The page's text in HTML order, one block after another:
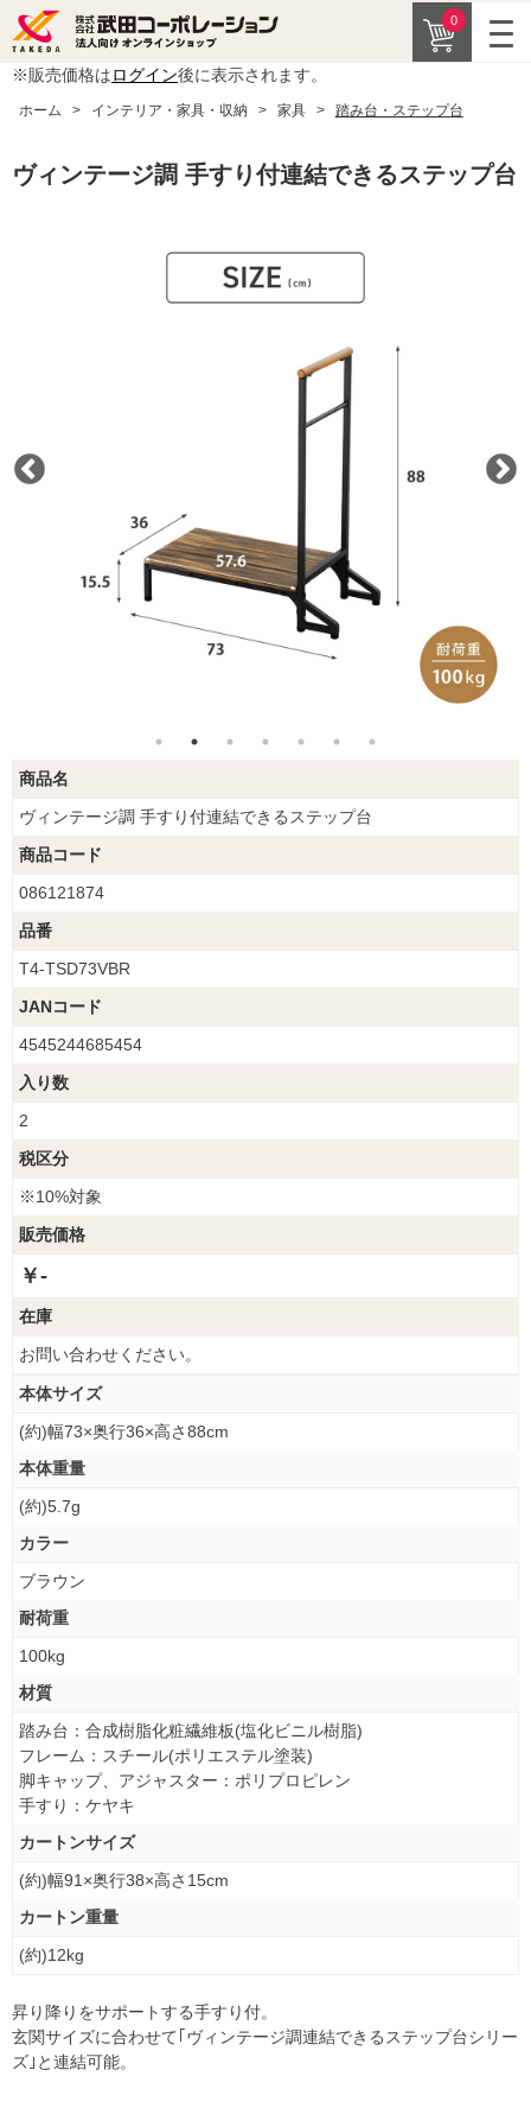
0
※販売価格はログイン後に表示されます。
ホーム > インテリア・家具・収納 > 家具 > 踏み台・ステップ台
ヴィンテージ調 手すり付連結できるステップ台
商品名
ヴィンテージ調 手すり付連結できるステップ台
商品コード
086121874
品番
T4-TSD73VBR
JANコード
4545244685454
入り数
2
税区分
※10%対象
販売価格
￥-
在庫
お問い合わせください。
本体サイズ
(約)幅73×奥行36×高さ88cm
本体重量
(約)5.7g
カラー
ブラウン
耐荷重
100kg
材質
踏み台：合成樹脂化粧繊維板(塩化ビニル樹脂)
フレーム：スチール(ポリエステル塗装)
脚キャップ、アジャスター：ポリプロピレン
手すり：ケヤキ
カートンサイズ
(約)幅91×奥行38×高さ15cm
カートン重量
(約)12kg
昇り降りをサポートする手すり付。
玄関サイズに合わせて｢ヴィンテージ調連結できるステップ台シリー
ズ｣と連結可能。